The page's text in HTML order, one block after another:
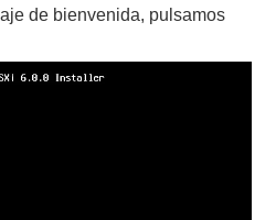
de bienvenida, pulsamos